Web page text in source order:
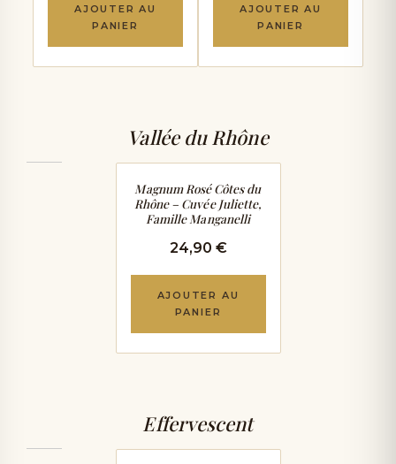
AJOUTER AU
PANIER
AJOUTER AU
PANIER
Vallée du Rhône
VIF & AGRUMES
Magnum Rosé Côtes du
Rhône – Cuvée Juliette,
Famille Manganelli
24,90 €
AJOUTER AU
PANIER
Effervescent